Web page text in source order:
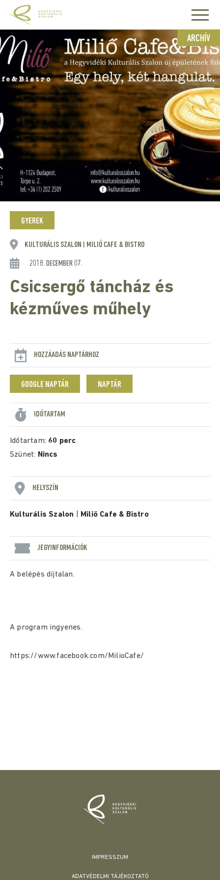
ARCHÍV
GYEREK
KULTURÁLIS SZALON MILIŐ CAFE & BISTRO
2018. DECEMBER 07.
Csicsergő táncház és
kézműves műhely
HOZZÁADÁS NAPTÁRHOZ
GOOGLE NAPTÁR NAPTÁR
IDŐTARTAM
Időtartam: 60 perc
Szünet: Nincs
HELYSZÍN
Kulturális Szalon Miliő Cafe & Bistro
JEGYINFORMÁCIÓK
A belépés díjtalan.
A program ingyenes.
https://www.facebook.com/MilioCafe/
IMPRESSZUM
ADATVÉDELMI TÁJÉKOZTATÓ